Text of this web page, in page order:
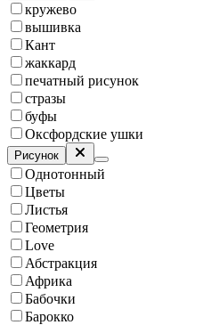
кружево
вышивка
Кант
жаккард
печатный рисунок
стразы
буфы
Оксфордские ушки
Рисунок
Однотонный
Цветы
Листья
Геометрия
Love
Абстракция
Африка
Бабочки
Барокко